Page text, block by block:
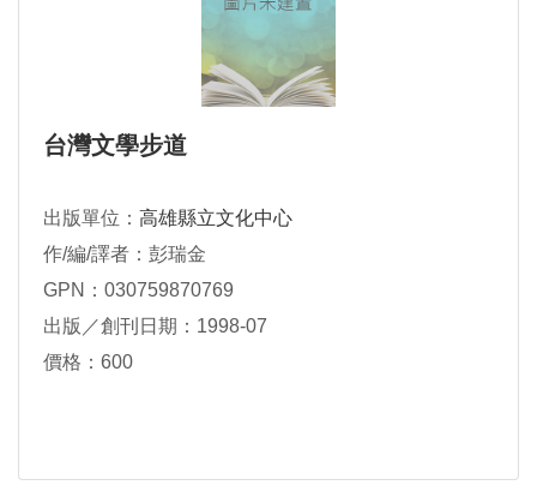
台灣文學步道
出版單位： 高雄縣立文化中心
作/編/譯者：彭瑞金
GPN：030759870769
出版／創刊日期：1998-07
價格：600